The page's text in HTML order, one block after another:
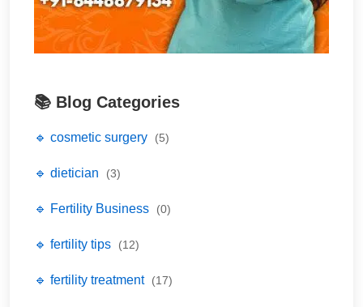
📚 Blog Categories
🔹 cosmetic surgery (5)
🔹 dietician (3)
🔹 Fertility Business (0)
🔹 fertility tips (12)
🔹 fertility treatment (17)